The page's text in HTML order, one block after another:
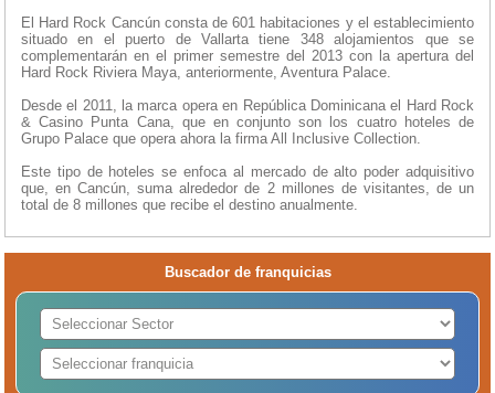
El Hard Rock Cancún consta de 601 habitaciones y el establecimiento
situado en el puerto de Vallarta tiene 348 alojamientos que se
complementarán en el primer semestre del 2013 con la apertura del
Hard Rock Riviera Maya, anteriormente, Aventura Palace.
Desde el 2011, la marca opera en República Dominicana el Hard Rock
& Casino Punta Cana, que en conjunto son los cuatro hoteles de
Grupo Palace que opera ahora la firma All Inclusive Collection.
Este tipo de hoteles se enfoca al mercado de alto poder adquisitivo
que, en Cancún, suma alrededor de 2 millones de visitantes, de un
total de 8 millones que recibe el destino anualmente.
Buscador de franquicias